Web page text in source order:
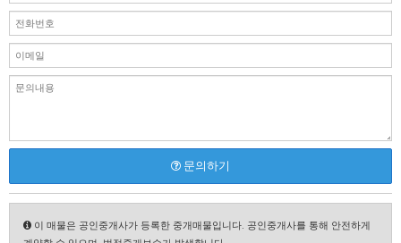
문의하기
이 매물은 공인중개사가 등록한 중개매물입니다. 공인중개사를 통해 안전하게